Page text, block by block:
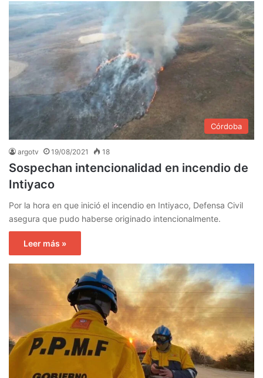
Córdoba
argotv 19/08/2021 18
Sospechan intencionalidad en incendio de
Intiyaco
Por la hora en que inició el incendio en Intiyaco, Defensa Civil
asegura que pudo haberse originado intencionalmente.
Leer más »